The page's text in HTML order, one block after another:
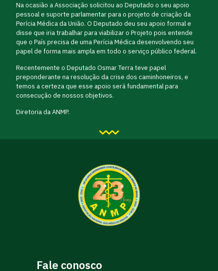
Na ocasião a Associação solicitou ao Deputado o seu apoio
pessoal e suporte parlamentar para o projeto de criação da
Perícia Médica da União. O Deputado deu seu apoio formal e
disse que iria trabalhar para viabilizar o Projeto pois entende
que o País precisa de uma Perícia Médica desenvolvendo seu
papel de forma mais ampla em todo o serviço público federal.
Recentemente o Deputado Osmar Terra teve papel
preponderante na resolução da crise dos caminhoneiros, e
temos a certeza que esse apoio será fundamental para
consecução de nossos objetivos.
Diretoria da ANMP.
Fale conosco